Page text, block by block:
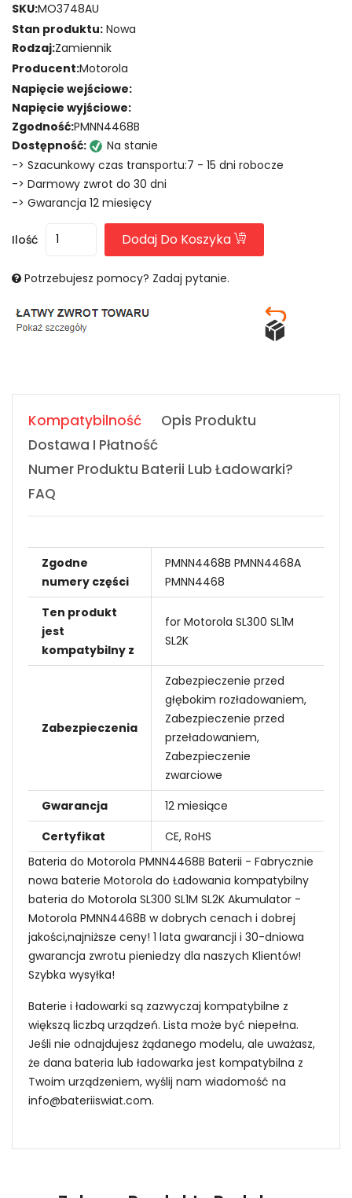
SKU:MO3748AU
Stan produktu: Nowa
Rodzaj:Zamiennik
Producent:Motorola
Napięcie wejściowe:
Napięcie wyjściowe:
Zgodność:PMNN4468B
Dostępność:
Na stanie
-> Szacunkowy czas transportu:7 - 15 dni robocze
-> Darmowy zwrot do 30 dni
-> Gwarancja 12 miesięcy
Ilość Dodaj Do Koszyka
Potrzebujesz pomocy? Zadaj pytanie.
Kompatybilność
Opis Produktu
Dostawa I Płatność
Numer Produktu Baterii Lub Ładowarki?
FAQ
Zgodne
numery części
PMNN4468B PMNN4468A
PMNN4468
Ten produkt
jest
kompatybilny z
for Motorola SL300 SL1M
SL2K
Zabezpieczenia
Zabezpieczenie przed
głębokim rozładowaniem,
Zabezpieczenie przed
przeładowaniem,
Zabezpieczenie
zwarciowe
Gwarancja
12 miesiące
Certyfikat
CE, RoHS
Bateria do Motorola PMNN4468B Baterii - Fabrycznie
nowa baterie Motorola do Ładowania kompatybilny
bateria do Motorola SL300 SL1M SL2K Akumulator -
Motorola PMNN4468B w dobrych cenach i dobrej
jakości,najniższe ceny! 1 lata gwarancji i 30-dniowa
gwarancja zwrotu pieniedzy dla naszych Klientów!
Szybka wysyłka!
Baterie i ładowarki są zazwyczaj kompatybilne z
większą liczbą urządzeń. Lista może być niepełna.
Jeśli nie odnajdujesz żądanego modelu, ale uważasz,
że dana bateria lub ładowarka jest kompatybilna z
Twoim urządzeniem, wyślij nam wiadomość na
info@bateriiswiat.com.